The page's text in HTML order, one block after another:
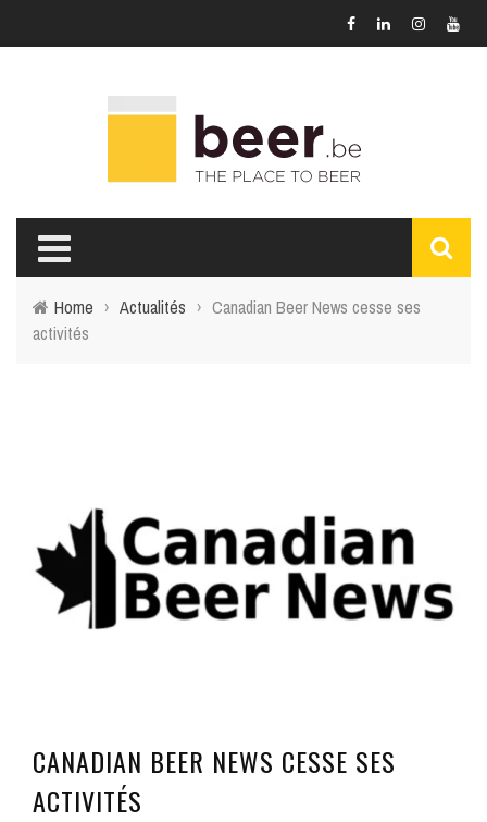
Home › Actualités › Canadian Beer News cesse ses
activités
CANADIAN BEER NEWS CESSE SES
ACTIVITÉS